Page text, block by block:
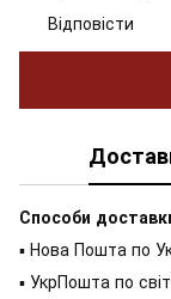
Відповісти
Способи
▪ Нова Пошта по
▪ УкрПошта по